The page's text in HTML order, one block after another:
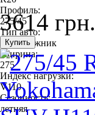
Профиль:
275/45
Тип авто:
внедорожник
Ширина:
275
Индекс нагрузки:
V110
Сезонность:
летняя
3614 грн.